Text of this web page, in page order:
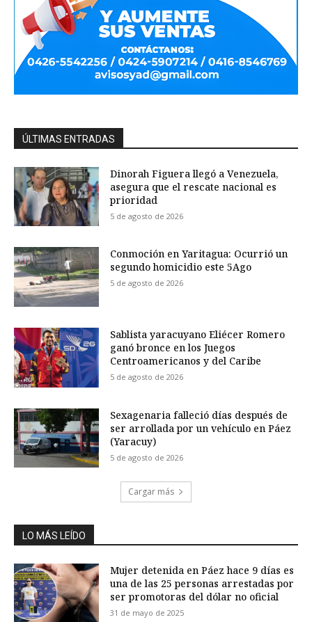
ÚLTIMAS ENTRADAS
Dinorah Figuera llegó a Venezuela,
asegura que el rescate nacional es
prioridad
5 de agosto de 2026
Conmoción en Yaritagua: Ocurrió un
segundo homicidio este 5Ago
5 de agosto de 2026
Sablista yaracuyano Eliécer Romero
ganó bronce en los Juegos
Centroamericanos y del Caribe
5 de agosto de 2026
Sexagenaria falleció días después de
ser arrollada por un vehículo en Páez
(Yaracuy)
5 de agosto de 2026
Cargar más
LO MÁS LEÍDO
Mujer detenida en Páez hace 9 días es
una de las 25 personas arrestadas por
ser promotoras del dólar no oficial
31 de mayo de 2025